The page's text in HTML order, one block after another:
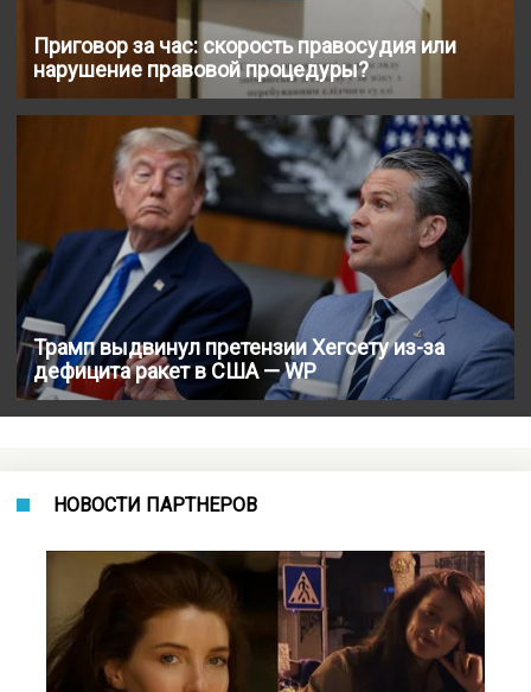
Приговор за час: скорость правосудия или
нарушение правовой процедуры?
Трамп выдвинул претензии Хегсету из-за
дефицита ракет в США — WP
НОВОСТИ ПАРТНЕРОВ